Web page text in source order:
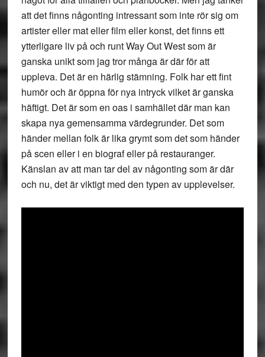
att det finns någonting intressant som inte rör sig om
artister eller mat eller film eller konst, det finns ett
ytterligare liv på och runt Way Out West som är
ganska unikt som jag tror många är där för att
uppleva. Det är en härlig stämning. Folk har ett fint
humör och är öppna för nya intryck vilket är ganska
häftigt. Det är som en oas i samhället där man kan
skapa nya gemensamma värdegrunder. Det som
händer mellan folk är lika grymt som det som händer
på scen eller i en biograf eller på restauranger.
Känslan av att man tar del av någonting som är där
och nu, det är viktigt med den typen av upplevelser.